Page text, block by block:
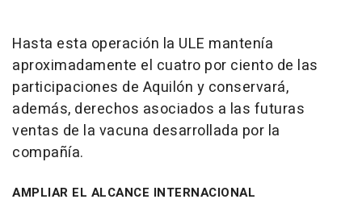
Hasta esta operación la ULE mantenía
aproximadamente el cuatro por ciento de las
participaciones de Aquilón y conservará,
además, derechos asociados a las futuras
ventas de la vacuna desarrollada por la
compañía.
AMPLIAR EL ALCANCE INTERNACIONAL